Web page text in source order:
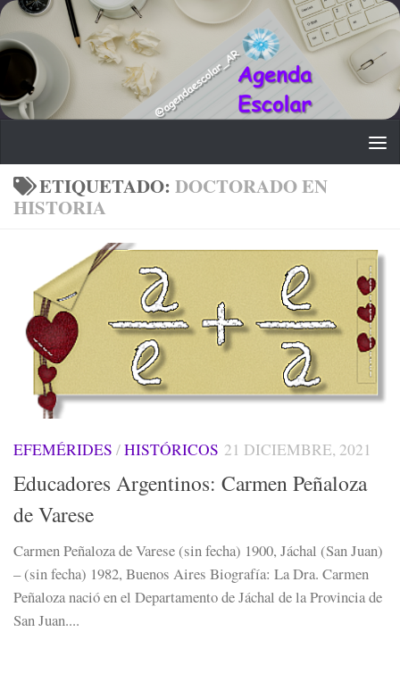
Saltar al contenido
ETIQUETADO: DOCTORADO EN
HISTORIA
EFEMÉRIDES /HISTÓRICOS 21 DICIEMBRE, 2021
Educadores Argentinos: Carmen Peñaloza
de Varese
Carmen Peñaloza de Varese (sin fecha) 1900, Jáchal (San Juan)
– (sin fecha) 1982, Buenos Aires Biografía: La Dra. Carmen
Peñaloza nació en el Departamento de Jáchal de la Provincia de
San Juan....